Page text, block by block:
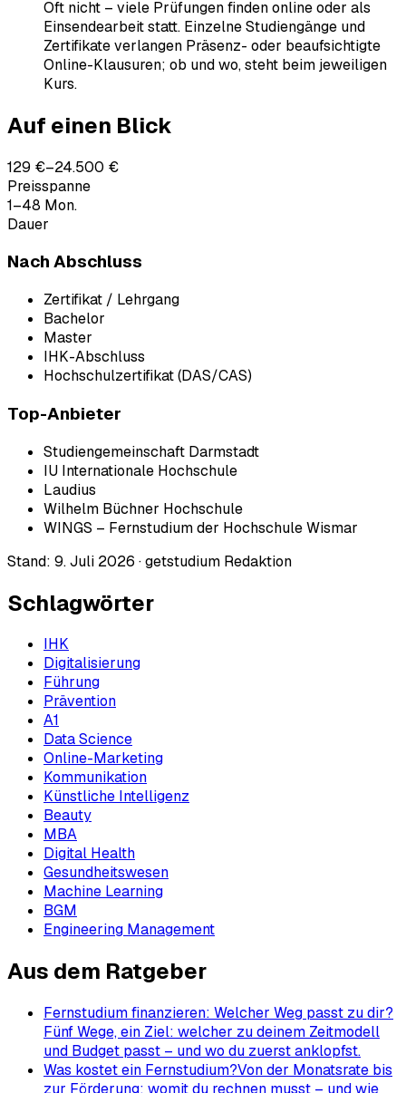
Oft nicht – viele Prüfungen finden online oder als
Einsendearbeit statt. Einzelne Studiengänge und
Zertifikate verlangen Präsenz- oder beaufsichtigte
Online-Klausuren; ob und wo, steht beim jeweiligen
Kurs.
Auf einen Blick
129 €–24.500 €
Preisspanne
1–48 Mon.
Dauer
Nach Abschluss
Zertifikat / Lehrgang
Bachelor
Master
IHK-Abschluss
Hochschulzertifikat (DAS/CAS)
Top-Anbieter
Studiengemeinschaft Darmstadt
IU Internationale Hochschule
Laudius
Wilhelm Büchner Hochschule
WINGS – Fernstudium der Hochschule Wismar
Stand: 9. Juli 2026 ·getstudium Redaktion
Schlagwörter
IHK
Digitalisierung
Führung
Prävention
A1
Data Science
Online-Marketing
Kommunikation
Künstliche Intelligenz
Beauty
MBA
Digital Health
Gesundheitswesen
Machine Learning
BGM
Engineering Management
Aus dem Ratgeber
Fernstudium finanzieren: Welcher Weg passt zu dir?
Fünf Wege, ein Ziel: welcher zu deinem Zeitmodell
und Budget passt – und wo du zuerst anklopfst.
Was kostet ein Fernstudium?Von der Monatsrate bis
zur Förderung: womit du rechnen musst – und wie